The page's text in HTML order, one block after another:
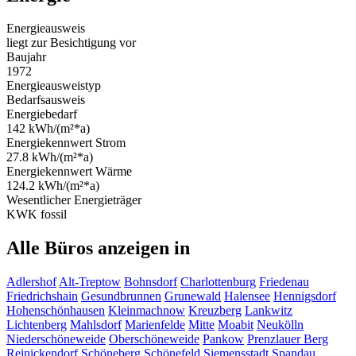
Energieausweis
liegt zur Besichtigung vor
Baujahr
1972
Energieausweistyp
Bedarfsausweis
Energiebedarf
142 kWh/(m²*a)
Energiekennwert Strom
27.8 kWh/(m²*a)
Energiekennwert Wärme
124.2 kWh/(m²*a)
Wesentlicher Energieträger
KWK fossil
Alle Büros anzeigen in
Adlershof Alt-Treptow Bohnsdorf Charlottenburg Friedenau
Friedrichshain Gesundbrunnen Grunewald Halensee Hennigsdorf
Hohenschönhausen Kleinmachnow Kreuzberg Lankwitz
Lichtenberg Mahlsdorf Marienfelde Mitte Moabit Neukölln
Niederschöneweide Oberschöneweide Pankow Prenzlauer Berg